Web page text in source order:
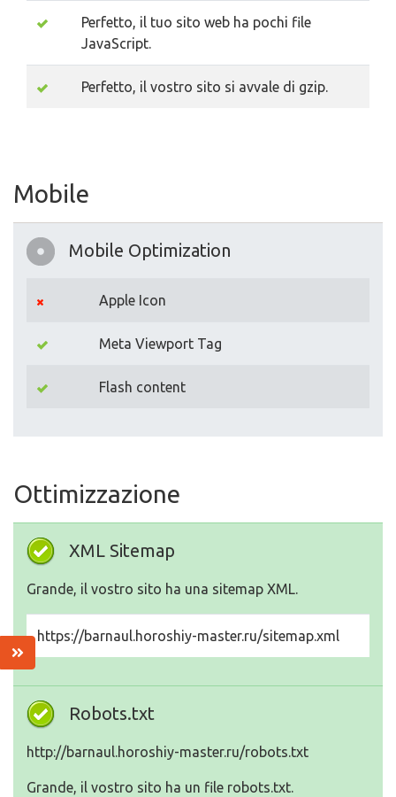
Perfetto, il tuo sito web ha pochi file
JavaScript.
Perfetto, il vostro sito si avvale di gzip.
Mobile
Mobile Optimization
Apple Icon
Meta Viewport Tag
Flash content
Ottimizzazione
XML Sitemap
Grande, il vostro sito ha una sitemap XML.
https://barnaul.horoshiy-master.ru/sitemap.xml
Robots.txt
http://barnaul.horoshiy-master.ru/robots.txt
Grande, il vostro sito ha un file robots.txt.